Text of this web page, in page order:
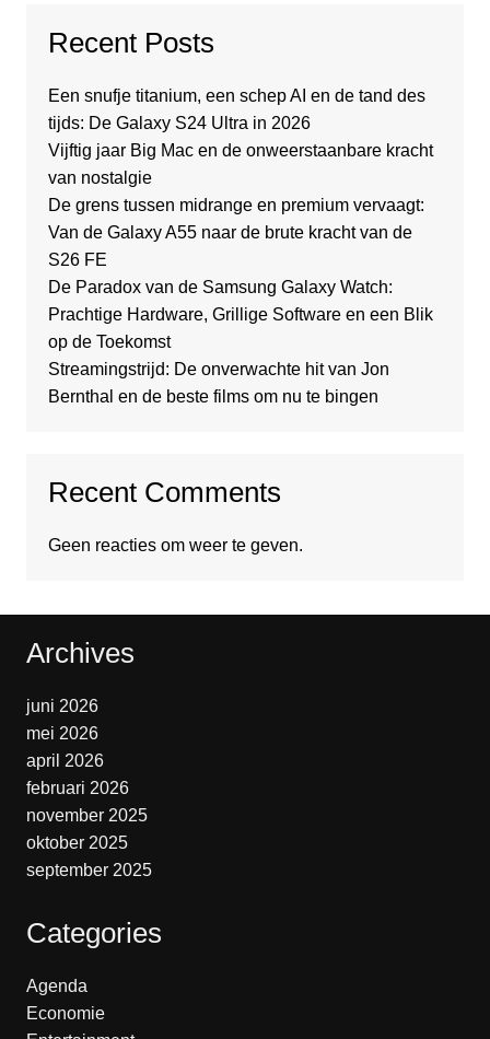
Recent Posts
Een snufje titanium, een schep AI en de tand des
tijds: De Galaxy S24 Ultra in 2026
Vijftig jaar Big Mac en de onweerstaanbare kracht
van nostalgie
De grens tussen midrange en premium vervaagt:
Van de Galaxy A55 naar de brute kracht van de
S26 FE
De Paradox van de Samsung Galaxy Watch:
Prachtige Hardware, Grillige Software en een Blik
op de Toekomst
Streamingstrijd: De onverwachte hit van Jon
Bernthal en de beste films om nu te bingen
Recent Comments
Geen reacties om weer te geven.
Archives
juni 2026
mei 2026
april 2026
februari 2026
november 2025
oktober 2025
september 2025
Categories
Agenda
Economie